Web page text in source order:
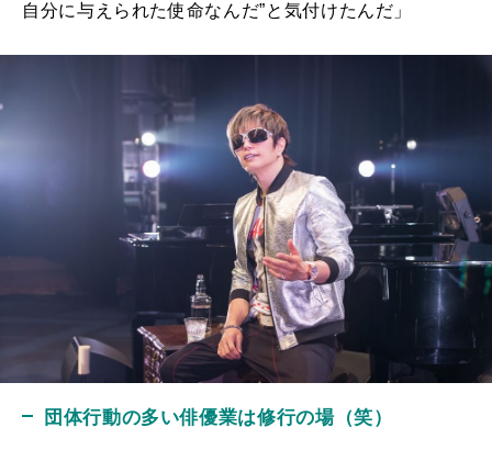
自分に与えられた使命なんだ”と気付けたんだ」
団体行動の多い俳優業は修行の場（笑）